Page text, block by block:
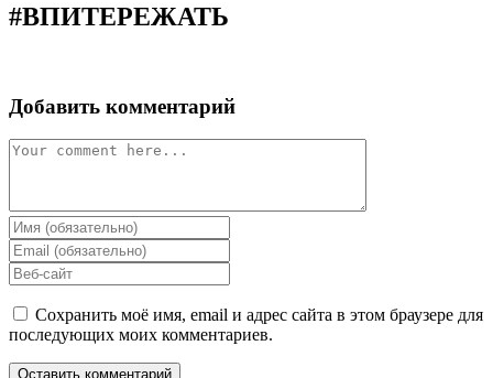
#ВПИТЕРЕЖАТЬ
Добавить комментарий
Comment
Enter
your
name
or
username
to
comment
Enter
your
email
address
to
comment
Enter
your
website
URL
(optional)
Сохранить моё имя, email и адрес сайта в этом браузере для
последующих моих комментариев.